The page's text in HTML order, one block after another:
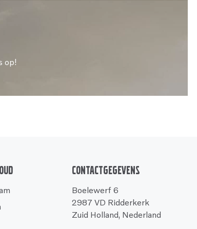
op!
Contactgegevens
Boelewerf 6
2987 VD Ridderkerk
Zuid Holland, Nederland